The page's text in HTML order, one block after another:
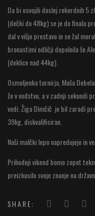
Da bi osvojili doslej rekordnih 5
(dečki do 48kg) se je do finala
dal v višjo prestavo in se žal
bronastimi odličji dopolnila še
(deklice nad 44kg).
Osmoljenka turnirja, Maša
že v vodstvu, a v zadnji sekundi
vodi. Žiga Dimčič je bil zaradi
39kg, diskvalificiran.
Naši malčki lepo napredujejo in
Prihodnji vikend bomo zopet
preizkusilo svoje znanje na
SHARE: